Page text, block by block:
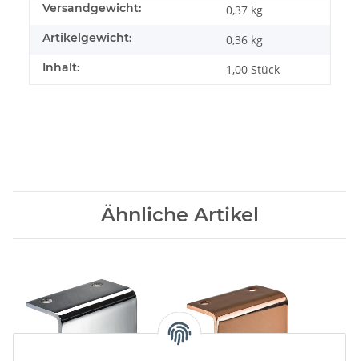
Produkteigenschaft
Wert
Versandgewicht: 0,37 kg
Artikelgewicht: 0,36 kg
Inhalt: 1,00 Stück
Ähnliche Artikel